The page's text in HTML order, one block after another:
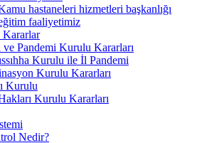
hastaneleri hizmetleri başkanlığı
faaliyetimiz
Kararlar
ve Pandemi Kurulu Kararları
Kurulu ile İl Pandemi
Kurulu Kararları
Kurulu
Kurulu Kararları
Nedir?